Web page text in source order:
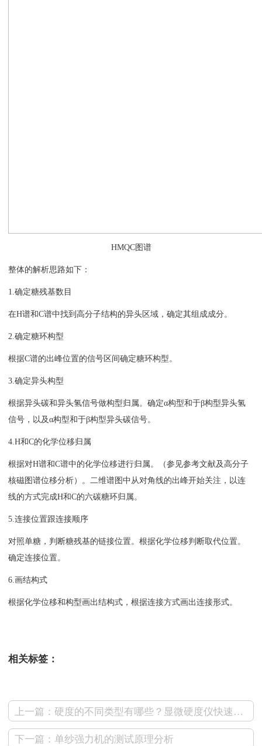
HMQC图谱
整体的解析思路如下：
1.确定糖残基数目
在H谱和C谱中找到高分子结构的异头区域，确定其组成成分。
2.确定糖环构型
根据C谱的出峰位置的信号区间确定糖环构型。
3.确定异头构型
根据异头碳和异头氢信号做构型归属。确定α构型和于β构型异头氢
信号，以及α构型和于β构型异头碳信号。
4.H和C的化学位移归属
根据对H谱和C谱中的化学位移进行归属。（参见参考文献及高分子
核磁图谱位移分析）。二维谱图中从对角线的出峰开始关注，以连
线的方式完成H和C的六碳糖环归属。
5.连接位置跟连接顺序
对照单糖，判断糖残基的链接位置。根据化学位移判断取代位置。
确定连接位置。
6.画结构式
根据化学位移和构型画出结构式，根据连接方式画出连接形式。
相关标签：
上一篇：硬度的不同类型有哪些？显微硬度仪快速上手知识
下一篇：单纱强力机的测试原理分析